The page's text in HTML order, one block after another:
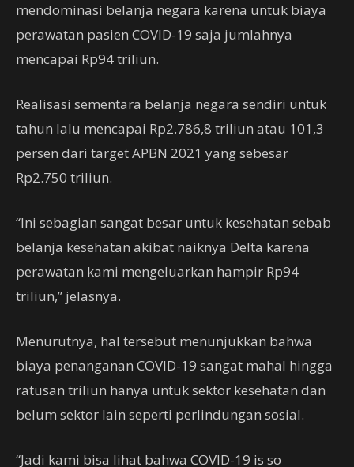
mendominasi belanja negara karena untuk biaya
perawatan pasien COVID-19 saja jumlahnya
mencapai Rp94 triliun.
Realisasi sementara belanja negara sendiri untuk
tahun lalu mencapai Rp2.786,8 triliun atau 101,3
persen dari target APBN 2021 yang sebesar
Rp2.750 triliun.
“Ini sebagian sangat besar untuk kesehatan sebab
belanja kesehatan akibat naiknya Delta karena
perawatan kami mengeluarkan hampir Rp94
triliun,” jelasnya.
Menurutnya, hal tersebut menunjukkan bahwa
biaya penanganan COVID-19 sangat mahal hingga
ratusan triliun hanya untuk sektor kesehatan dan
belum sektor lain seperti perlindungan sosial.
“Jadi kami bisa lihat bahwa COVID-19 is so